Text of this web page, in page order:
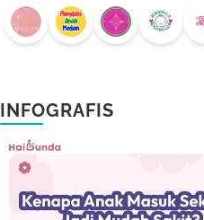
INFOGRAFIS